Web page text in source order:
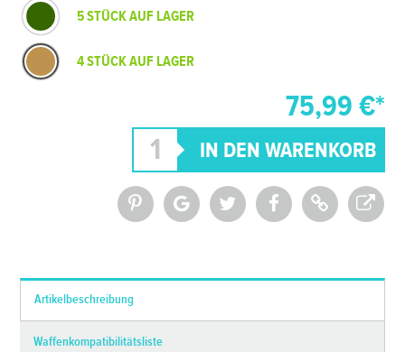
5 STÜCK AUF LAGER
4 STÜCK AUF LAGER
75,99 €*
Artikelbeschreibung
Waffenkompatibilitätsliste